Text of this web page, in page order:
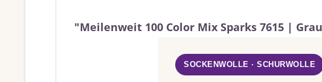
"Meilenweit 100 Color Mix Sparks 7615 |
SOCKENWOLLE · SCHURWOLLE